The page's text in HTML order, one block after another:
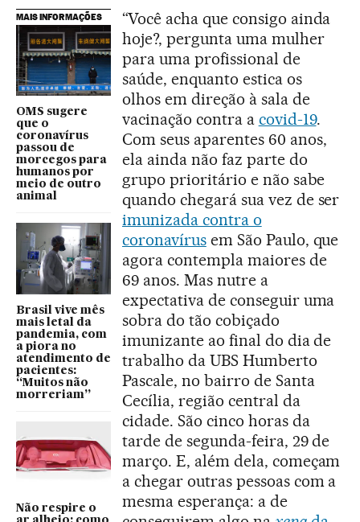
MAIS INFORMAÇÕES
OMS sugere
que o
coronavírus
passou de
morcegos para
humanos por
meio de outro
animal
Brasil vive mês
mais letal da
pandemia, com
a piora no
atendimento de
pacientes:
“Muitos não
morreriam”
Não respire o
“Você acha que consigo ainda
hoje?, pergunta uma mulher
para uma profissional de
saúde, enquanto estica os
olhos em direção à sala de
vacinação contra a covid-19.
Com seus aparentes 60 anos,
ela ainda não faz parte do
grupo prioritário e não sabe
quando chegará sua vez de ser
imunizada contra o
coronavírusem São Paulo, que
agora contempla maiores de
69 anos. Mas nutre a
expectativa de conseguir uma
sobra do tão cobiçado
imunizante ao final do dia de
trabalho da UBS Humberto
Pascale, no bairro de Santa
Cecília, região central da
cidade. São cinco horas da
tarde de segunda-feira, 29 de
março. E, além dela, começam
a chegar outras pessoas com a
mesma esperança: a de